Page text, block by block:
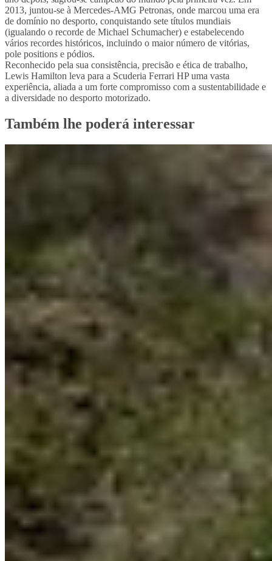
2013, juntou-se à Mercedes-AMG Petronas, onde marcou uma era
de domínio no desporto, conquistando sete títulos mundiais
(igualando o recorde de Michael Schumacher) e estabelecendo
vários recordes históricos, incluindo o maior número de vitórias,
pole positions e pódios.
Reconhecido pela sua consistência, precisão e ética de trabalho,
Lewis Hamilton leva para a Scuderia Ferrari HP uma vasta
experiência, aliada a um forte compromisso com a sustentabilidade e
a diversidade no desporto motorizado.
Também lhe poderá interessar